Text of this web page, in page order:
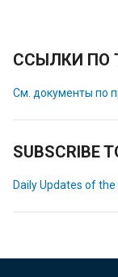
ССЫЛКИ ПО
См. документы по
SUBSCRIBE
Daily Updates of